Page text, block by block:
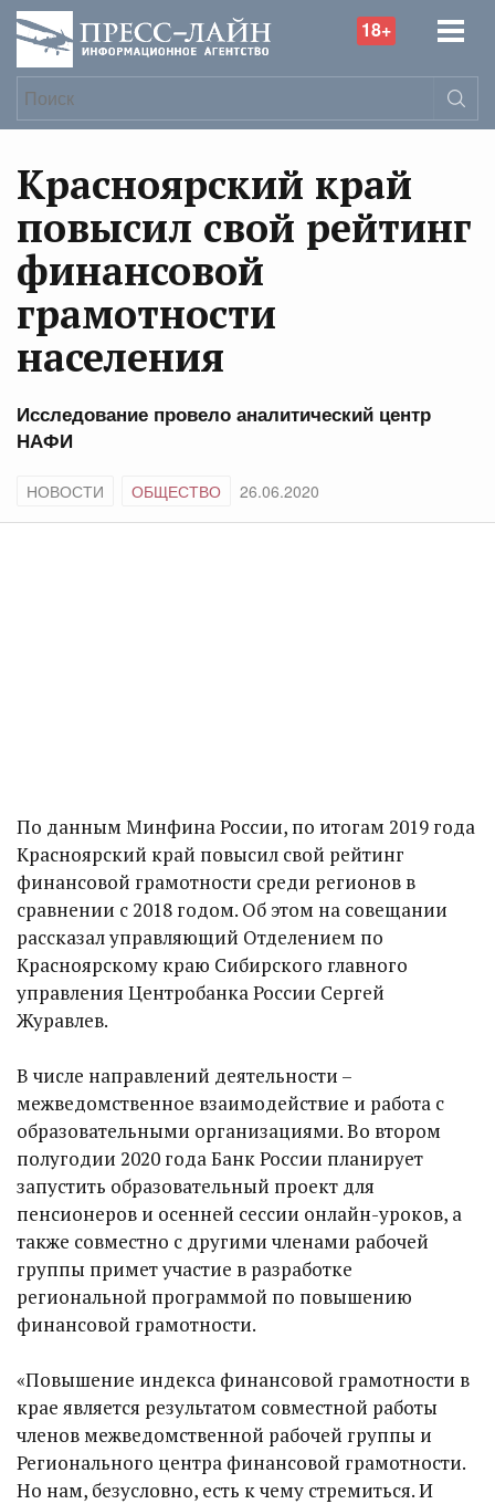
18+
Красноярский край
повысил свой рейтинг
финансовой
грамотности
населения
Исследование провело аналитический центр
НАФИ
НОВОСТИ ОБЩЕСТВО 26.06.2020
По данным Минфина России, по итогам 2019 года
Красноярский край повысил свой рейтинг
финансовой грамотности среди регионов в
сравнении с 2018 годом. Об этом на совещании
рассказал управляющий Отделением по
Красноярскому краю Сибирского главного
управления Центробанка России Сергей
Журавлев.
В числе направлений деятельности –
межведомственное взаимодействие и работа с
образовательными организациями. Во втором
полугодии 2020 года Банк России планирует
запустить образовательный проект для
пенсионеров и осенней сессии онлайн-уроков, а
также совместно с другими членами рабочей
группы примет участие в разработке
региональной программой по повышению
финансовой грамотности.
«Повышение индекса финансовой грамотности в
крае является результатом совместной работы
членов межведомственной рабочей группы и
Регионального центра финансовой грамотности.
Но нам, безусловно, есть к чему стремиться. И